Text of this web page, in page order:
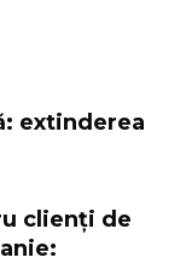
extinderea
clienți de